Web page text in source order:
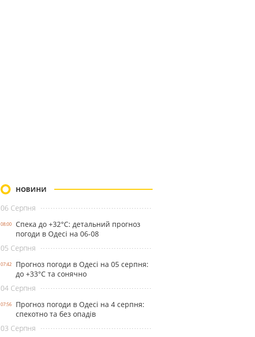
НОВИНИ
06 Серпня
08:00
Спека до +32°С: детальний прогноз
погоди в Одесі на 06-08
05 Серпня
07:42
Прогноз погоди в Одесі на 05 серпня:
до +33°С та сонячно
04 Серпня
07:56
Прогноз погоди в Одесі на 4 серпня:
спекотно та без опадів
03 Серпня